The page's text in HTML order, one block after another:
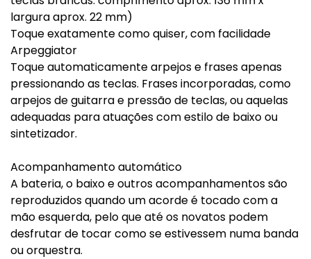
largura aprox. 22 mm)
Toque exatamente como quiser, com facilidade
Arpeggiator
Toque automaticamente arpejos e frases apenas
pressionando as teclas. Frases incorporadas, como
arpejos de guitarra e pressão de teclas, ou aquelas
adequadas para atuações com estilo de baixo ou
sintetizador.
Acompanhamento automático
A bateria, o baixo e outros acompanhamentos são
reproduzidos quando um acorde é tocado com a
mão esquerda, pelo que até os novatos podem
desfrutar de tocar como se estivessem numa banda
ou orquestra.